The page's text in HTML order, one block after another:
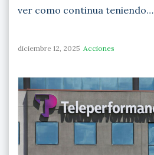
ver como continua teniendo…
diciembre 12, 2025 Acciones